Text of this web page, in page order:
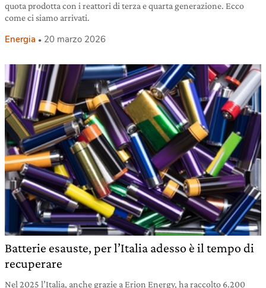
quota prodotta con i reattori di terza e quarta generazione. Ecco
come ci siamo arrivati.
Energia 20 marzo 2026
Batterie esauste, per l’Italia adesso è il tempo di
recuperare
Nel 2025 l’Italia, anche grazie a Erion Energy, ha raccolto 6.200